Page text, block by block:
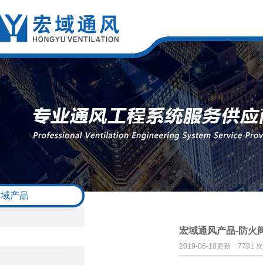
产品
宏域通风产品-防火
2019-06-10更新 7791 次